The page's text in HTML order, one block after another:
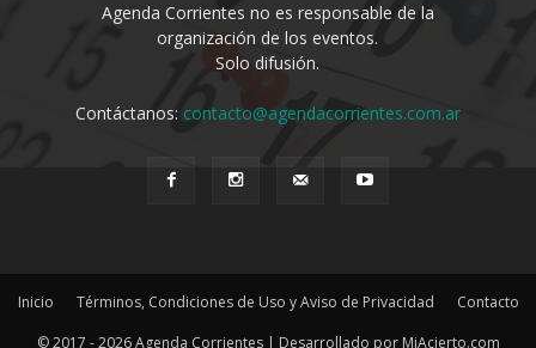
Agenda Corrientes no es responsable de la
organización de los eventos.
Solo difusión.
Contáctanos: contacto@agendacorrientes.com.ar
Inicio Términos, Condiciones de Uso y Aviso de Privacidad
Contacto
© 2017 - 2026 Agenda Corrientes | Desarrollado por MiAcierto.com